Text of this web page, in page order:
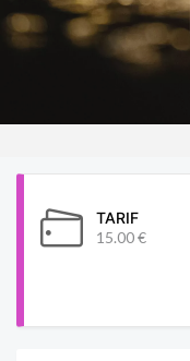
TARIF
15.00 €